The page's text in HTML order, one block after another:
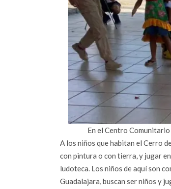
En el Centro
A los niños que habitan el Cerro
con pintura o con tierra, y jugar
ludoteca. Los niños de aquí son
Guadalajara, buscan ser niños y